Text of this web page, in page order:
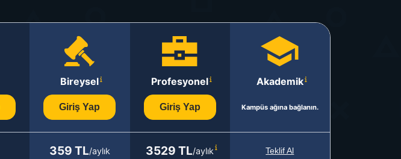
Bireysel
Giriş Yap
Profesyonel
Giriş Yap
Akademik
Kampüs ağına bağlanın.
359 TL/aylık 3529 TL/aylık Teklif Al